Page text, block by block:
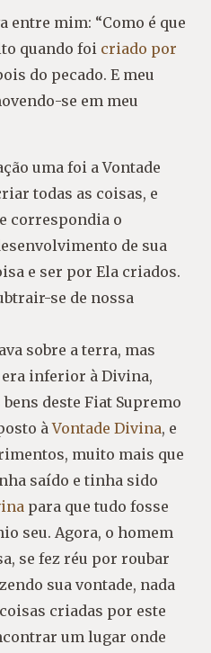
entre mim: “Como é que
quando foi criado por
do pecado. E meu
se em meu
uma foi a Vontade
todas as coisas, e
correspondia o
de sua
e ser por Ela criados.
se de nossa
sobre a terra, mas
era inferior à Divina,
deste Fiat Supremo
àVontade Divina, e
muito mais que
saído e tinha sido
para que tudo fosse
seu. Agora, o homem
se fez réu por roubar
sua vontade, nada
criadas por este
um lugar onde